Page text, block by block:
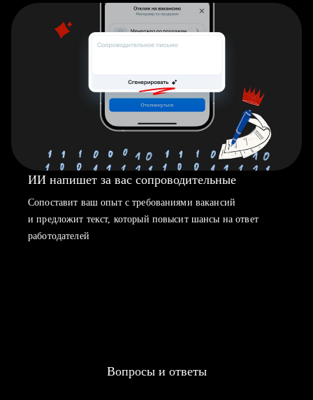
ИИ напишет за вас сопроводительные
Сопоставит ваш опыт с требованиями вакансий
и предложит текст, который повысит шансы на ответ
работодателей
Вопросы и ответы